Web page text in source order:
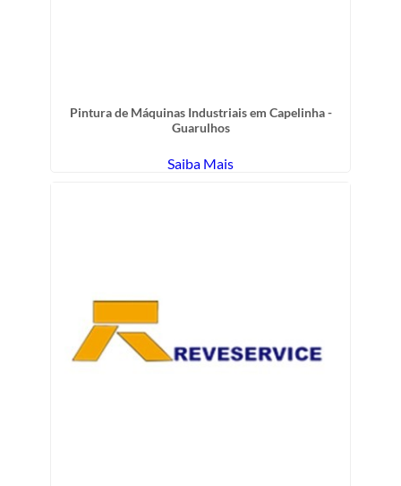
Pintura de Máquinas Industriais em Capelinha -
Guarulhos
Saiba Mais